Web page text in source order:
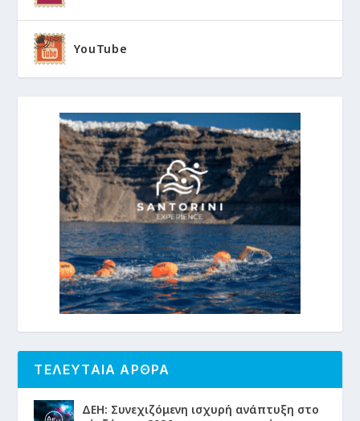
YouTube
ΤΕΛΕΥΤΑΙΑ ΑΡΘΡΑ
ΔΕΗ: Συνεχιζόμενη ισχυρή ανάπτυξη στο